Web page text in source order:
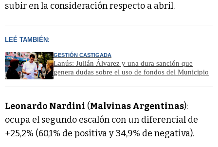
subir en la consideración respecto a abril.
LEÉ TAMBIÉN:
GESTIÓN CASTIGADA
Lanús: Julián Álvarez y una dura sanción que
genera dudas sobre el uso de fondos del Municipio
Leonardo Nardini (Malvinas Argentinas):
ocupa el segundo escalón con un diferencial de
+25,2% (60,1% de positiva y 34,9% de negativa).